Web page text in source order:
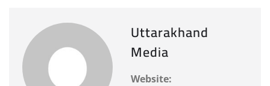
Uttarakhand
Media
Website: